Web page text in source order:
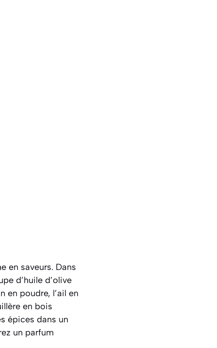
en saveurs. Dans
d’huile d’olive
en poudre, l’ail en
en bois
épices dans un
un parfum